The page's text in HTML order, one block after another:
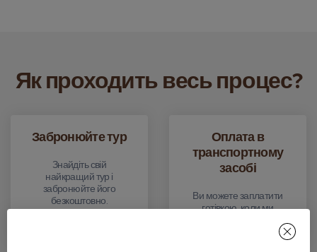
Як проходить весь процес?
Забронюйте тур
Знайдіть свій
найкращий тур і
забронюйте його
безкоштовно.
Оплата в
транспортному
засобі
Ви можете заплатити
готівкою, коли ми